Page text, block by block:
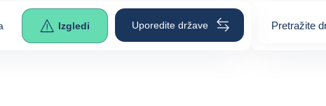
Izgledi Uporedite države Pretražite